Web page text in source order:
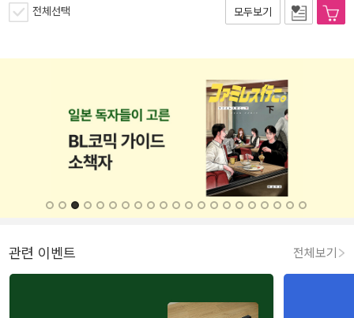
전체선택 모두보기
관련 이벤트 전체보기